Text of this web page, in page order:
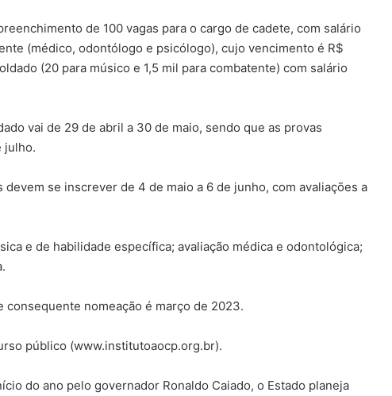
de 100 vagas para o cargo de cadete, com salário
(médico, odontólogo e psicólogo), cujo vencimento é R$
(20 para músico e 1,5 mil para combatente) com salário
vai de 29 de abril a 30 de maio, sendo que as provas
julho.
se inscrever de 4 de maio a 6 de junho, com avaliações a
e de habilidade específica; avaliação médica e odontológica;
nomeação é março de 2023.
público (www.institutoaocp.org.br).
do ano pelo governador Ronaldo Caiado, o Estado planeja